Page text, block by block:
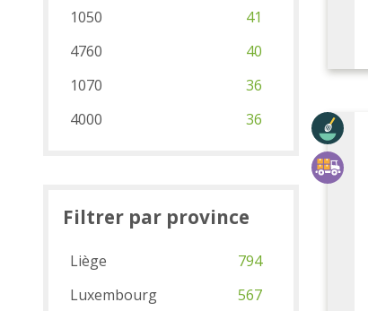
1050
41
4760
40
1070
36
4000
36
Filtrer par province
Liège
794
Luxembourg
567